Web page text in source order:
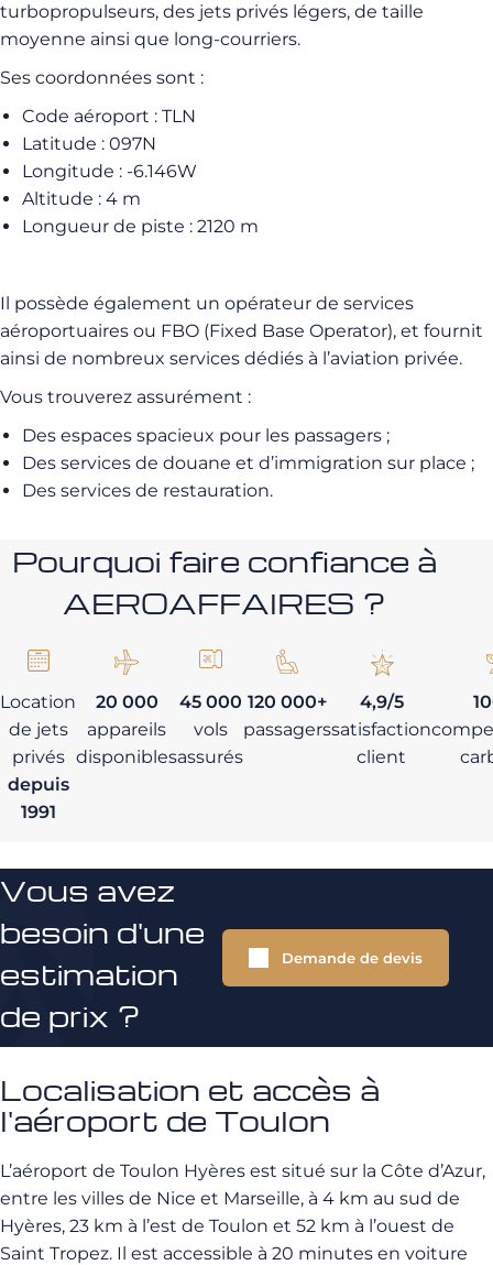
turbopropulseurs, des jets privés légers, de taille
moyenne ainsi que long-courriers.
Ses coordonnées sont :
Code aéroport : TLN
Latitude : 097N
Longitude : -6.146W
Altitude : 4 m
Longueur de piste : 2120 m
Il possède également un opérateur de services
aéroportuaires ou FBO (Fixed Base Operator), et fournit
ainsi de nombreux services dédiés à l’aviation privée.
Vous trouverez assurément :
Des espaces spacieux pour les passagers ;
Des services de douane et d’immigration sur place ;
Des services de restauration.
Pourquoi faire confiance à
AEROAFFAIRES ?
Location
de jets
privés
depuis
1991
20 000
appareils
disponibles
45 000
vols
assurés
120 000+
passagers
4,9/5
satisfaction
client
Vous avez
besoin d'une
estimation
de prix ?
Demande de devis
Localisation et accès à
l'aéroport de Toulon
L’aéroport de Toulon Hyères est situé sur la Côte d’Azur,
entre les villes de Nice et Marseille, à 4 km au sud de
Hyères, 23 km à l’est de Toulon et 52 km à l’ouest de
Saint Tropez. Il est accessible à 20 minutes en voiture